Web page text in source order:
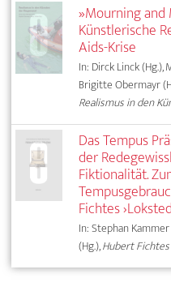
»Mourning and
Künstlerische
Aids-Krise
In: Dirck Linck (Hg.),
Brigitte Obermayr
Realismus in den
Das Tempus
der
Fiktionalität.
Fichtes
In: Stephan
(Hg.),Hubert